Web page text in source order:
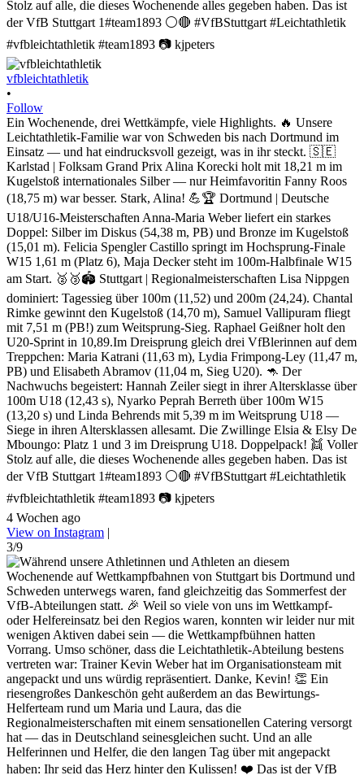
vfbleichtathletik
•
Follow
Ein Wochenende, drei Wettkämpfe, viele Highlights. 🔥 Unsere
Leichtathletik-Familie war von Schweden bis nach Dortmund im
Einsatz — und hat eindrucksvoll gezeigt, was in ihr steckt. 🇸🇪
Karlstad | Folksam Grand Prix Alina Korecki holt mit 18,21 m im
Kugelstoß internationales Silber — nur Heimfavoritin Fanny Roos
(18,75 m) war besser. Stark, Alina! 💪🏆 Dortmund | Deutsche
U18/U16-Meisterschaften Anna-Maria Weber liefert ein starkes
Doppel: Silber im Diskus (54,38 m, PB) und Bronze im Kugelstoß
(15,01 m). Felicia Spengler Castillo springt im Hochsprung-Finale
W15 1,61 m (Platz 6), Maja Decker steht im 100m-Halbfinale W15
am Start. 🥈🥉🏟️ Stuttgart | Regionalmeisterschaften Lisa Nippgen
dominiert: Tagessieg über 100m (11,52) und 200m (24,24). Chantal
Rimke gewinnt den Kugelstoß (14,70 m), Samuel Vallipuram fliegt
mit 7,51 m (PB!) zum Weitsprung-Sieg. Raphael Geißner holt den
U20-Sprint in 10,89.Im Dreisprung gleich drei VfBlerinnen auf dem
Treppchen: Maria Katrani (11,63 m), Lydia Frimpong-Ley (11,47 m,
PB) und Elisabeth Abramov (11,04 m, Sieg U20). 🦘 Der
Nachwuchs begeistert: Hannah Zeiler siegt in ihrer Altersklasse über
100m U18 (12,43 s), Nyarko Peprah Berreth über 100m W15
(13,20 s) und Linda Behrends mit 5,39 m im Weitsprung U18 —
Siege in ihren Altersklassen allesamt. Die Zwillinge Elsia & Elsy De
Mboungo: Platz 1 und 3 im Dreisprung U18. Doppelpack! 👯 Voller
Stolz auf alle, die dieses Wochenende alles gegeben haben. Das ist
der VfB Stuttgart 1#team1893 ⚪🔴 #VfBStuttgart #Leichtathletik
#vfbleichtathletik #team1893 📷 kjpeters
4 Wochen ago
View on Instagram |
3/9